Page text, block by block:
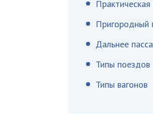
Пригородный
Дальнее
Типы поездов
Типы вагонов